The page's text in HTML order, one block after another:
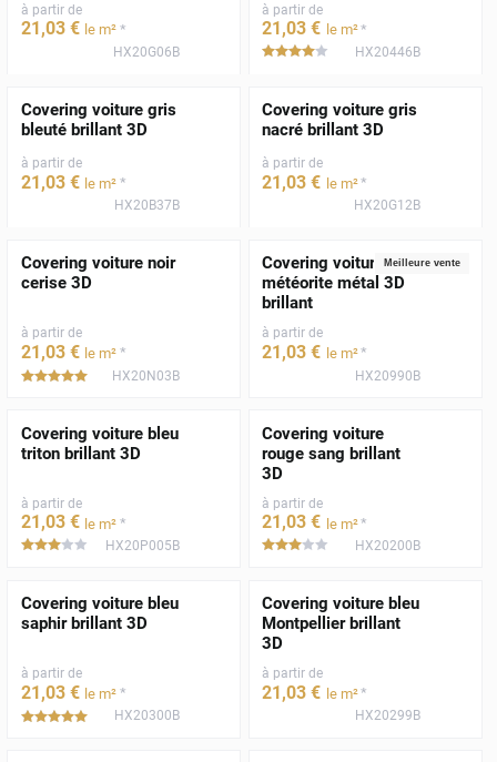
à partir de
21 ,03 € le m² *
HX20G06B
à partir de
21 ,03 € le m²*
***** HX20446B
Covering voiture gris
bleuté brillant 3D
à partir de
21,03 € le m² *
HX20B37B
Covering voiture gris
nacré brillant 3D
à partir de
21,03 € le m²*
HX20G12B
Covering voiture noir
cerise 3D
à partir de
21,03 € le m² *
*****HX20N03B
Meilleure vente
Covering voiture gris
météorite métal 3D
brillant
à partir de
21,03 € le m²*
HX20990B
Covering voiture bleu
triton brillant 3D
à partir de
21 ,03 € le m² *
***** HX20P005B
Covering voiture
rouge sang brillant
3D
à partir de
21 ,03 € le m²*
***** HX20200B
Covering voiture bleu
saphir brillant 3D
à partir de
21,03 € le m² *
*****HX20300B
Covering voiture bleu
Montpellier brillant
3D
à partir de
21,03 € le m²*
HX20299B